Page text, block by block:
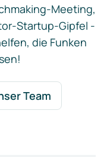
Meeting,
Startup-Gipfel -
die Funken
Team